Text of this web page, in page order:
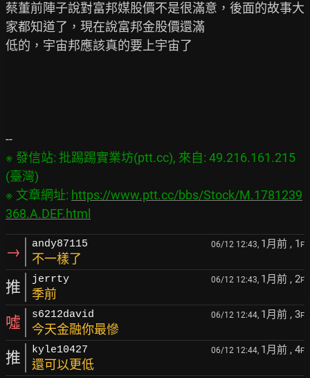
蔡董前陣子說對富邦媒股價不是很滿意，後面的故事大
家都知道了，現在說富邦金股價還滿
低的，宇宙邦應該真的要上宇宙了
※ 發信站: 批踢踢實業坊(ptt.cc), 來自: 49.216.161.215
(臺灣)
※ 文章網址: https://www.ptt.cc/bbs/Stock/M.1781239
368.A.DEF.html
→ andy87115 06/12 12:43, 1月前 , 1 F
不一樣了
推 jerrty 06/12 12:43, 1月前 , 2F
季前
噓 s6212david 06/12 12:44, 1月前 , 3F
今天金融你最慘
推 kyle10427 06/12 12:44, 1月前 , 4F
還可以更低